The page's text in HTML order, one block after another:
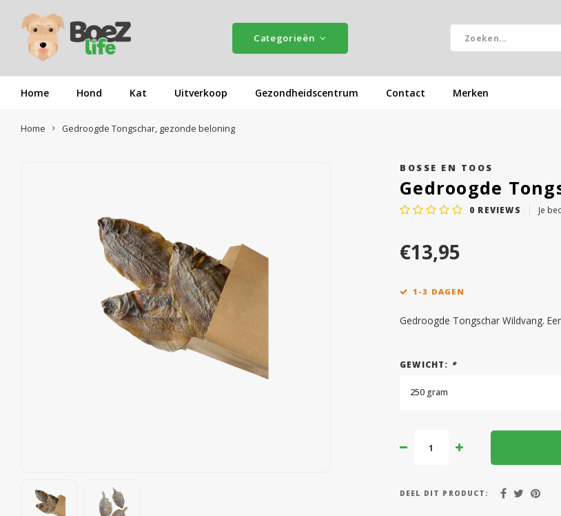
Categorieën
Home Hond Kat Uitverkoop Gezondheidscentrum Contact Merken
Home Gedroogde Tongschar, gezonde beloning
BOSSE EN TOOS
Gedroogde
0 REVIEWS Je
€13,95
1-3 DAGEN
Gedroogde Tongschar Wildvang.
GEWICHT: *
250 gram
DEEL DIT PRODUCT: